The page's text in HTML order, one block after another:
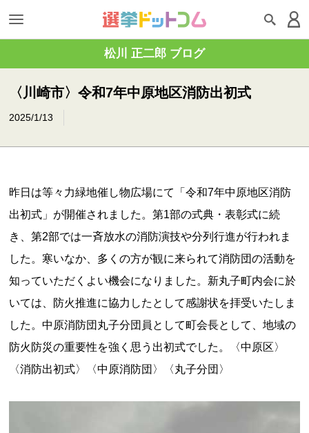
松川 正二郎 ブログ
〈川崎市〉令和7年中原地区消防出初式
2025/1/13
昨日は等々力緑地催し物広場にて「令和7年中原地区消防
出初式」が開催されました。第1部の式典・表彰式に続
き、第2部では一斉放水の消防演技や分列行進が行われま
した。寒いなか、多くの方が観に来られて消防団の活動を
知っていただくよい機会になりました。新丸子町内会に於
いては、防火推進に協力したとして感謝状を拝受いたしま
した。中原消防団丸子分団員として町会長として、地域の
防火防災の重要性を強く思う出初式でした。〈中原区〉
〈消防出初式〉〈中原消防団〉〈丸子分団〉